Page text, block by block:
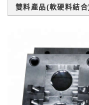
雙料產品(軟硬料結合